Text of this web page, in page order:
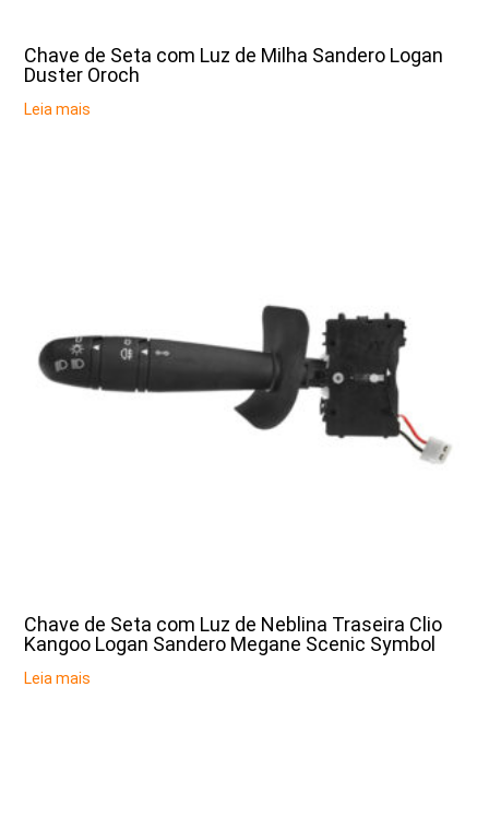
Chave de Seta com Luz de Milha Sandero Logan
Duster Oroch
Leia mais
Chave de Seta com Luz de Neblina Traseira Clio
Kangoo Logan Sandero Megane Scenic Symbol
Leia mais